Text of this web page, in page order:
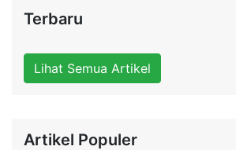
Terbaru
Lihat Semua Artikel
Artikel Populer